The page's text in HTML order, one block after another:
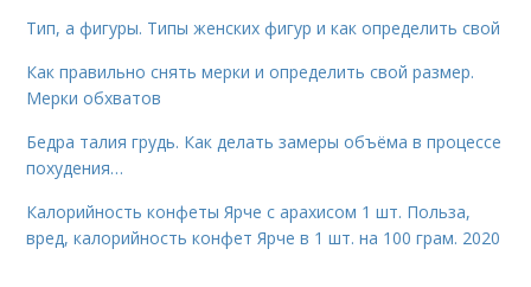
Тип, а фигуры. Типы женских фигур и как определить свой
Как правильно снять мерки и определить свой размер.
Мерки обхватов
Бедра талия грудь. Как делать замеры объёма в процессе
похудения…
Калорийность конфеты Ярче с арахисом 1 шт. Польза,
вред, калорийность конфет Ярче в 1 шт. на 100 грам. 2020